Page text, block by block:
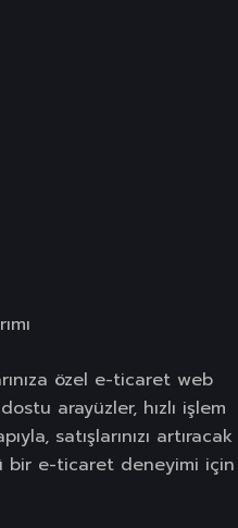
özel e-ticaret web
arayüzler, hızlı işlem
satışlarınızı artıracak
bir e-ticaret deneyimi için